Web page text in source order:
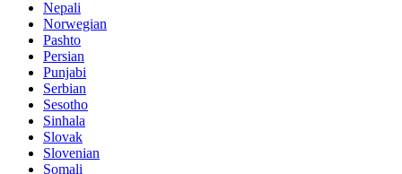
Nepali
Norwegian
Pashto
Persian
Punjabi
Serbian
Sesotho
Sinhala
Slovak
Slovenian
Somali